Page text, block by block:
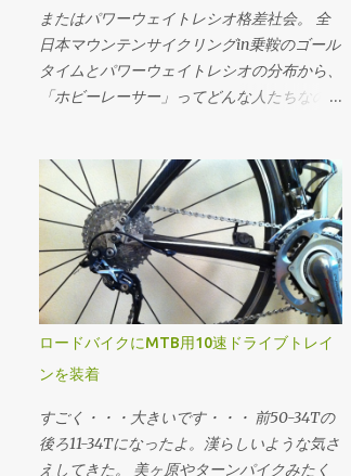
速度に当てはめたうえで、手持ちのスプロケ
ットで合致するものを選定する流れです。
速度分布の最小値と最大値に収まって、でき
るだけクロスレシオになるように...ってかん
と鳥海山の1stステージ個人TTみたく絶対チ
ェーン落ちさせたくない場合はフロント50T
のままで収まるようなギアを選んだり。 ギ
ア比とケイデンスから速度を求める場...
の体重がもっと大きいと機材重量の影響が小
さくなり、ライダーのパワーウェイトレシオ
が同じでも少し速く走れるようになります。
逆に言うと機材の軽量化はライダーの体重が
((4・(-27・a^2・d + 3・a・√(3・(27・a^2・
d^2 + 4・a・c^3))))^(1/3) + |(4・(-27・a^2・
d - 3・a・√(3・(27・a^2・d^2 + 4・a・
c^3))))|^(1/3) ・-1) それぞれこの3つの式で計
m=65kg、g=9.81m/s^2の状況において、
CdA=0.215で速度11.11m/s(40km/h)で走る必
要なパワーは1の式で w = 0.5・0.215・
1.226・11.11^3 + 0.004・65・9.81・11.11 w =
209.07 同様に速度11.11m/s(40km/h)で
209.07Wで走行時のCdAは2の式で CdA =
(209.07 - 0.004・65・9.81・11.11)/(0.5・
1.226・11.11^3) CdA = 0.2149 CdA=0.215で
209.07Wで走った終端速度は3の式で (省略)
v = 11.1099 という感じに求められる。 同様
の速度で"10ワットセーブする"というフレー
ムに乗り換えた...
またはパワーウェイトレシオ格差社会。 全
日本マウンテンサイクリングin乗鞍のゴール
タイムとパワーウェイトレシオの分布から、
「ホビーレーサー」ってどんな人たちなのか
タイムの分布。横軸がタイムで縦軸が度数
(人数)ですが、横軸についてはlog(x[sec])で
対数変換 してるのでスケールに注意。 乗鞍
2009年大会ゴールタイムの分布 最頻値は
8.58316757(89分)で、標準偏差は
0.23828524。グラフの横軸では最頻値89分
を中心に標準偏差±1〜3でタイムと、タイム
から推定したパワーウェイトレシオをマーキ
ングしてます。パワーウェイトレシオについ
ては 体重: 61[kg] バイク: 7.5[kg] 装備: 2[kg]
総重量: 70.5[kg] 転がり抵抗係数: 0.0045 空
気抵抗係数: 0.3299 (てきとう) という「標準
ロードバイクにMTB用10速ドライブトレイ
ンを装着
すごく・・・大きいです・・・ 前50-34Tの
後ろ11-34Tになったよ。漢らしいような気さ
えしてきた。 美ヶ原やターンパイクみたく